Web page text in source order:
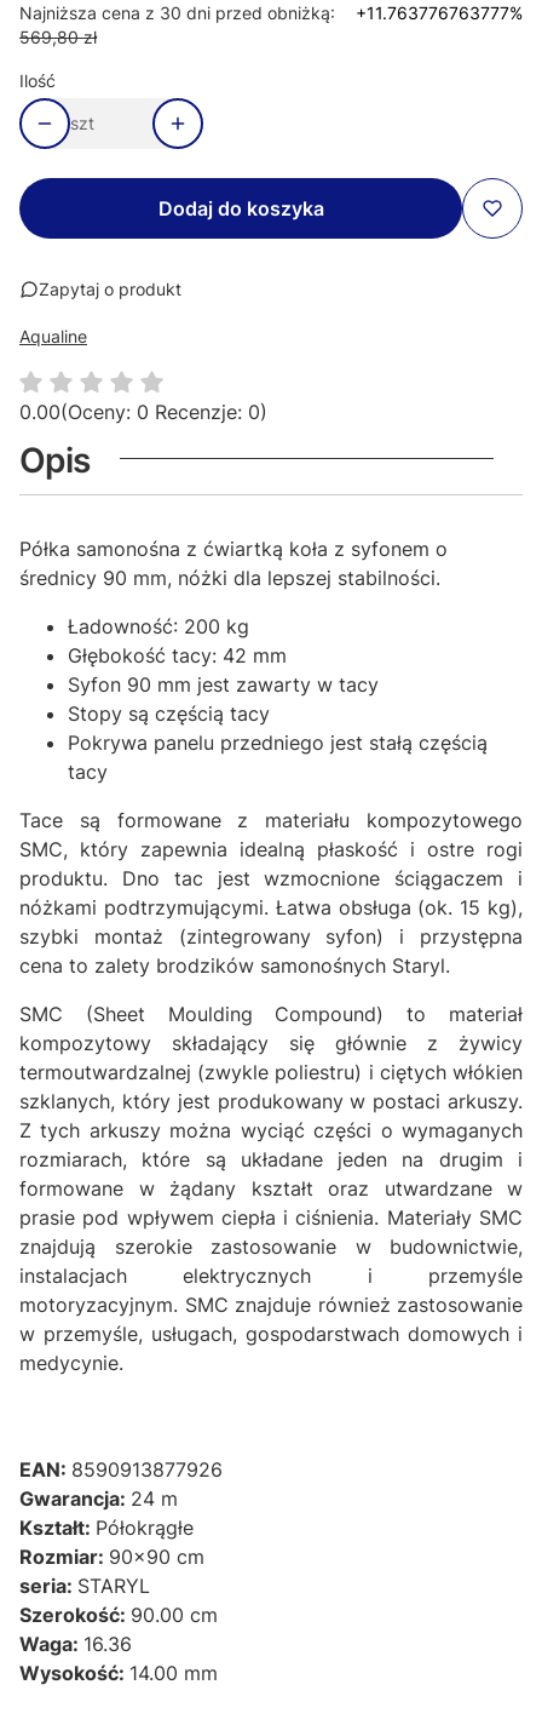
Najniższa cena z 30 dni przed obniżką:
569,80 zł
+11.763776763777%
Ilość
szt
Dodaj do koszyka
Zapytaj o produkt
Aqualine
0.00(Oceny: 0 Recenzje: 0)
Opis
Półka samonośna z ćwiartką koła z syfonem o
średnicy 90 mm, nóżki dla lepszej stabilności.
Ładowność: 200 kg
Głębokość tacy: 42 mm
Syfon 90 mm jest zawarty w tacy
Stopy są częścią tacy
Pokrywa panelu przedniego jest stałą częścią
tacy
Tace są formowane z materiału kompozytowego
SMC, który zapewnia idealną płaskość i ostre rogi
produktu. Dno tac jest wzmocnione ściągaczem i
nóżkami podtrzymującymi. Łatwa obsługa (ok. 15 kg),
szybki montaż (zintegrowany syfon) i przystępna
cena to zalety brodzików samonośnych Staryl.
SMC (Sheet Moulding Compound) to materiał
kompozytowy składający się głównie z żywicy
termoutwardzalnej (zwykle poliestru) i ciętych włókien
szklanych, który jest produkowany w postaci arkuszy.
Z tych arkuszy można wyciąć części o wymaganych
rozmiarach, które są układane jeden na drugim i
formowane w żądany kształt oraz utwardzane w
prasie pod wpływem ciepła i ciśnienia. Materiały SMC
znajdują szerokie zastosowanie w budownictwie,
instalacjach elektrycznych i przemyśle
motoryzacyjnym. SMC znajduje również zastosowanie
w przemyśle, usługach, gospodarstwach domowych i
medycynie.
EAN: 8590913877926
Gwarancja: 24 m
Kształt: Półokrągłe
Rozmiar: 90x90 cm
seria: STARYL
Szerokość: 90.00 cm
Waga: 16.36
Wysokość: 14.00 mm